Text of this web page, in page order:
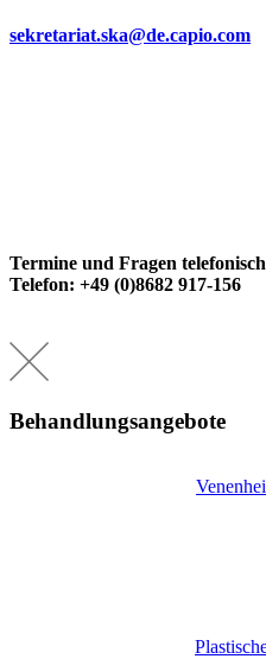
sekretariat.ska@de.capio.com
Termine und Fragen
Telefon: +49 (0)8682 917-156
Behandlungsangebote